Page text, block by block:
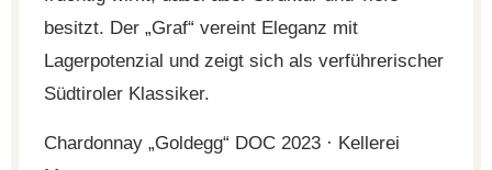
besitzt. Der „Graf“ vereint Eleganz mit
Lagerpotenzial und zeigt sich als verführerischer
Südtiroler Klassiker.
Chardonnay „Goldegg“ DOC 2023 · Kellerei